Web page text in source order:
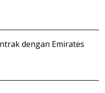
dengan Emirates